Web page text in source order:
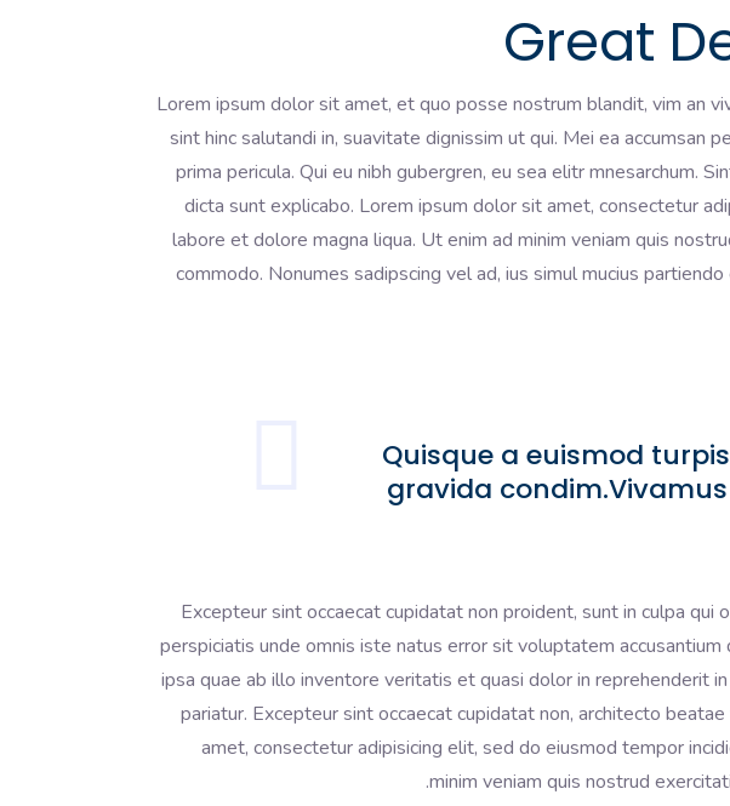
Great
Lorem ipsum dolor sit amet, et quo posse nostrum blandit, vim an
sint hinc salutandi in, suavitate dignissim ut qui. Mei ea accumsan
prima pericula. Qui eu nibh gubergren, eu sea elitr mnesarchum.
dicta sunt explicabo. Lorem ipsum dolor sit amet, consectetur
labore et dolore magna liqua. Ut enim ad minim veniam quis
commodo. Nonumes sadipscing vel ad, ius simul mucius
Quisque a euismod
gravida
Excepteur sint occaecat cupidatat non proident, sunt in culpa
perspiciatis unde omnis iste natus error sit voluptatem
ipsa quae ab illo inventore veritatis et quasi dolor in reprehenderit
pariatur. Excepteur sint occaecat cupidatat non, architecto
amet, consectetur adipisicing elit, sed do eiusmod tempor
minim veniam quis nostrud